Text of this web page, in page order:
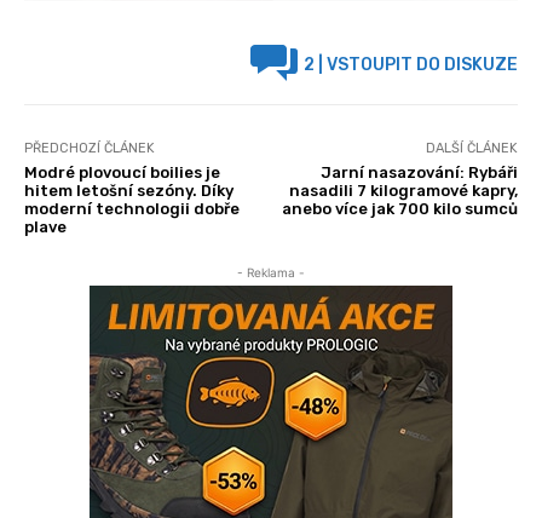
2 | VSTOUPIT DO DISKUZE
PŘEDCHOZÍ ČLÁNEK
Modré plovoucí boilies je
hitem letošní sezóny. Díky
moderní technologii dobře
plave
DALŠÍ ČLÁNEK
Jarní nasazování: Rybáři
nasadili 7 kilogramové kapry,
anebo více jak 700 kilo sumců
- Reklama -